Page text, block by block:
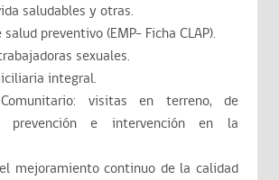
saludables y otras.
salud preventivo (EMP- Ficha CLAP).
sexuales.
integral.
visitas en terreno, de
prevención e intervención en la
mejoramiento continuo de la calidad